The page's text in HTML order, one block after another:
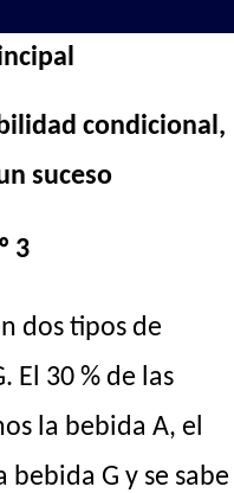
condicional,
suceso
3
dos tipos de
El 30 % de las
la bebida A, el
bebida G y se sabe